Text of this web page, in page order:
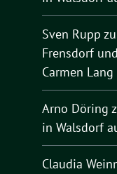
Sven Rupp zu
Frensdorf
Carmen
Arno Döring
in Walsdorf
Claudia